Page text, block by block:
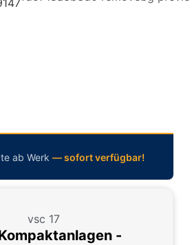
ab Werk — sofort verfügbar!
-